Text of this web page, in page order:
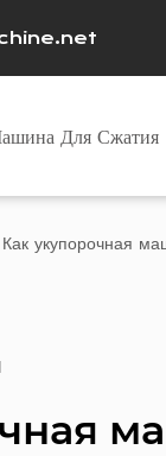
Для Сжатия
Как укупорочная